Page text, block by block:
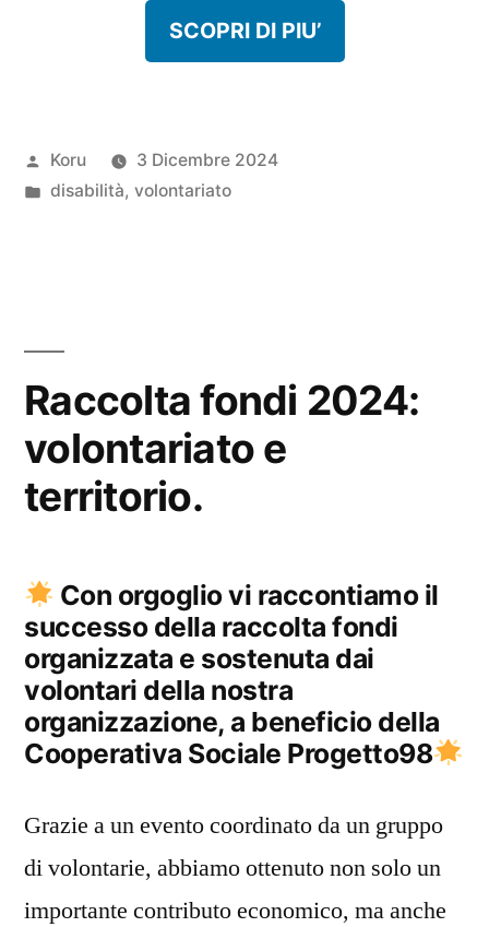
SCOPRI DI PIU’
Pubblicato
da
Koru
3 Dicembre 2024
Pubblicato
disabilità, volontariato
Raccolta fondi 2024:
volontariato e
territorio.
Con orgoglio vi raccontiamo il
successo della raccolta fondi
organizzata e sostenuta dai
volontari della nostra
organizzazione, a beneficio della
Cooperativa Sociale Progetto98
Grazie a un evento coordinato da un gruppo
di volontarie, abbiamo ottenuto non solo un
importante contributo economico, ma anche